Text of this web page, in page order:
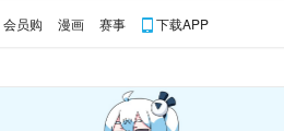
会员购 漫画 赛事 下载APP